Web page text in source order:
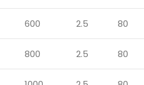
600 2.5 80
800 2.5 80